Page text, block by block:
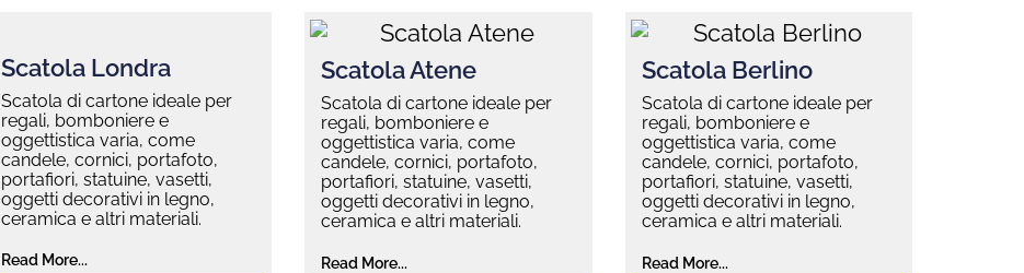
Scatola Londra
Scatola di cartone ideale per
regali, bomboniere e
oggettistica varia, come
candele, cornici, portafoto,
portafiori, statuine, vasetti,
oggetti decorativi in legno,
ceramica e altri materiali.
Read More...
Scatola Atene
Scatola di cartone ideale per
regali, bomboniere e
oggettistica varia, come
candele, cornici, portafoto,
portafiori, statuine, vasetti,
oggetti decorativi in legno,
ceramica e altri materiali.
Read More...
Scatola Berlino
Scatola di cartone ideale per
regali, bomboniere e
oggettistica varia, come
candele, cornici, portafoto,
portafiori, statuine, vasetti,
oggetti decorativi in legno,
ceramica e altri materiali.
Read More...